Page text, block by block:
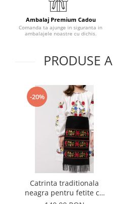
Ambalaj Premium Cadou
Comanda ta ajunge in siguranta in
ambalajele noastre cu dichis.
PRODUSE
-20%
Catrinta traditionala
neagra pentru fetite cu